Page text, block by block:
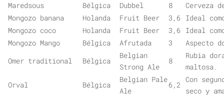
Maredsous
Bélgica Dubbel 8
Cerveza
Mongozo banana
Holanda Fruit Beer 3,6 Ideal
Mongozo coco
Holanda Fruit Beer 3,6 Ideal
Mongozo Mango
Bélgica Afrutada 3
Aspecto
Omer traditional
Bélgica
Belgian
Strong Ale
8
Rubia
maltosa.
Orval
Bélgica
Belgian Pale
Ale
6,2
Con
seco y